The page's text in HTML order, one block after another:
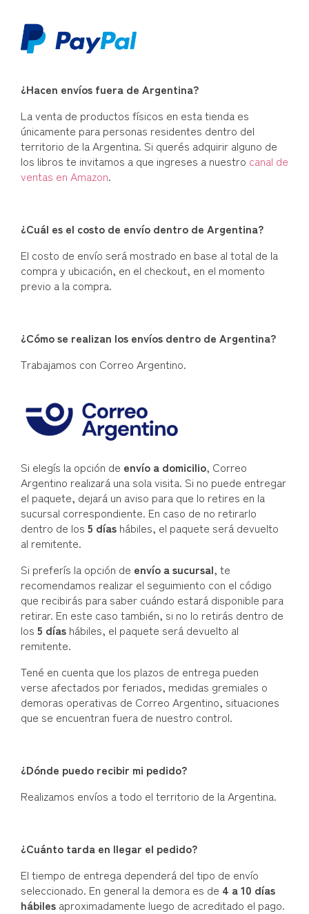
¿Hacen envíos fuera de Argentina?
La venta de productos físicos en esta tienda es
únicamente para personas residentes dentro del
territorio de la Argentina. Si querés adquirir alguno de
los libros te invitamos a que ingreses a nuestro canal de
ventas en Amazon.
¿Cuál es el costo de envío dentro de Argentina?
El costo de envío será mostrado en base al total de la
compra y ubicación, en el checkout, en el momento
previo a la compra.
¿Cómo se realizan los envíos dentro de Argentina?
Trabajamos con Correo Argentino.
Si elegís la opción de envío a domicilio, Correo
Argentino realizará una sola visita. Si no puede entregar
el paquete, dejará un aviso para que lo retires en la
sucursal correspondiente. En caso de no retirarlo
dentro de los 5 días hábiles, el paquete será devuelto
al remitente.
Si preferís la opción de envío a sucursal, te
recomendamos realizar el seguimiento con el código
que recibirás para saber cuándo estará disponible para
retirar. En este caso también, si no lo retirás dentro de
los 5 días hábiles, el paquete será devuelto al
remitente.
Tené en cuenta que los plazos de entrega pueden
verse afectados por feriados, medidas gremiales o
demoras operativas de Correo Argentino, situaciones
que se encuentran fuera de nuestro control.
¿Dónde puedo recibir mi pedido?
Realizamos envíos a todo el territorio de la Argentina.
¿Cuánto tarda en llegar el pedido?
El tiempo de entrega dependerá del tipo de envío
seleccionado. En general la demora es de 4 a 10 días
hábiles aproximadamente luego de acreditado el pago.